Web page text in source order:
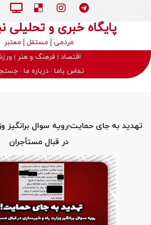
پایگاه خبری و
مردمی مستقل
معتبر
اقتصاد
فرهنگ و هنر
تماس باما درباره ما
تهدید به جای حمایت؛رویه سوال برانگیز
در قبال مستأجران